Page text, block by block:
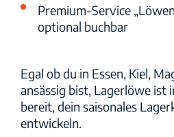
Premium-Service
optional buchbar
Egal ob du in Essen, Kiel,
ansässig bist, Lagerlöwe ist
bereit, dein saisonales
entwickeln.